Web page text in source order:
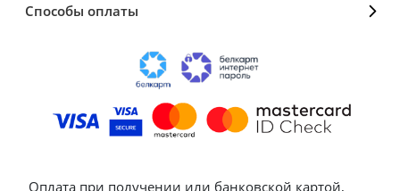
Способы оплаты
Оплата при получении или банковской картой,